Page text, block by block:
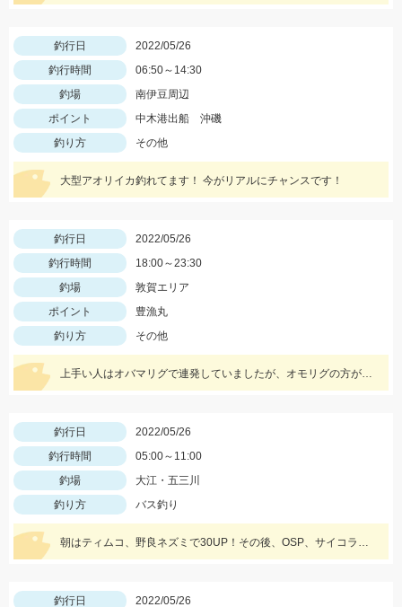
釣行日
2022/05/26
釣行時間
06:50～14:30
釣場
南伊豆周辺
ポイント
中木港出船 沖磯
釣り方
その他
大型アオリイカ釣れてます！ 今がリアルにチャンスです！
釣行日
2022/05/26
釣行時間
18:00～23:30
釣場
敦賀エリア
ポイント
豊漁丸
釣り方
その他
上手い人はオバマリグで連発していましたが、オモリグの方が簡単に数を伸ばすことが出来ました!! オモリグ×スイスイドロッパーが大当たり!!
釣行日
2022/05/26
釣行時間
05:00～11:00
釣場
大江・五三川
釣り方
バス釣り
朝はティムコ、野良ネズミで30UP！その後、OSP、サイコラバーをサイトで使い、40UPをGETしました！
釣行日 2022/05/26